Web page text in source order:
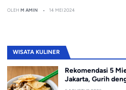
OLEH M AMIN 14 MEI 2024
WISATA KULINER
Rekomendasi 5
Jakarta, Gurih